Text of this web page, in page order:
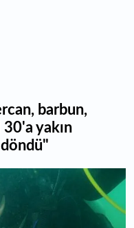
barbun,
yakın